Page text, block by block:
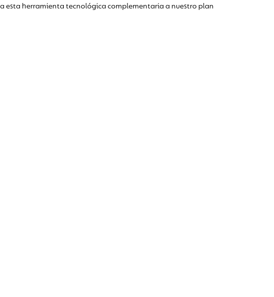
esta herramienta tecnológica complementaria a nuestro plan